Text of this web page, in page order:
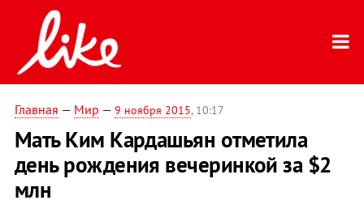
Главная — Мир — 9 ноября 2015, 10:17
Мать Ким Кардашьян отметила
день рождения вечеринкой за $2
млн